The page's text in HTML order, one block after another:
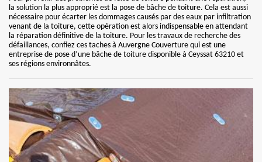
la solution la plus approprié est la pose de bâche de toiture. Cela est aussi
nécessaire pour écarter les dommages causés par des eaux par infiltration
venant de la toiture, cette opération est alors indispensable en attendant
la réparation définitive de la toiture. Pour les travaux de recherche des
défaillances, confiez ces taches à Auvergne Couverture qui est une
entreprise de pose d’une bâche de toiture disponible à Ceyssat 63210 et
ses régions environnâtes.